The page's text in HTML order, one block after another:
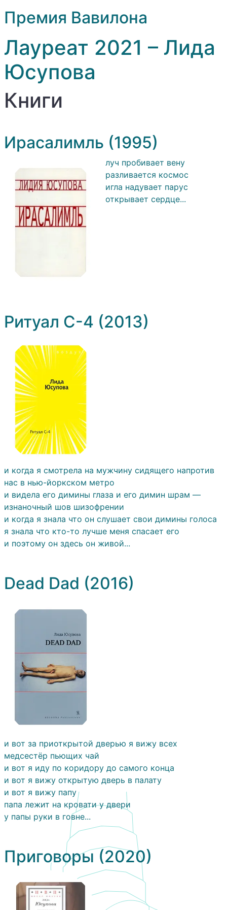
Премия Вавилона
Лауреат 2021 – Лида
Юсупова
Книги
Ирасалимль (1995)
луч пробивает вену
разливается космос
игла надувает парус
открывает сердце...
Ритуал С-4 (2013)
и когда я смотрела на мужчину сидящего напротив
нас в нью-йоркском метро
и видела его димины глаза и его димин шрам —
изнаночный шов шизофрении
и когда я знала что он слушает свои димины голоса
я знала что кто-то лучше меня спасает его
и поэтому он здесь он живой...
Dead Dad (2016)
и вот за приоткрытой дверью я вижу всех
медсестёр пьющих чай
и вот я иду по коридору до самого конца
и вот я вижу открытую дверь в палату
и вот я вижу папу
папа лежит на кровати у двери
у папы руки в говне...
Приговоры (2020)